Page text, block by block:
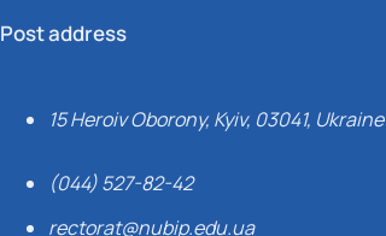
Post address
15 Heroiv Oborony, Kyiv, 03041, Ukraine
(044) 527-82-42
rectorat@nubip.edu.ua